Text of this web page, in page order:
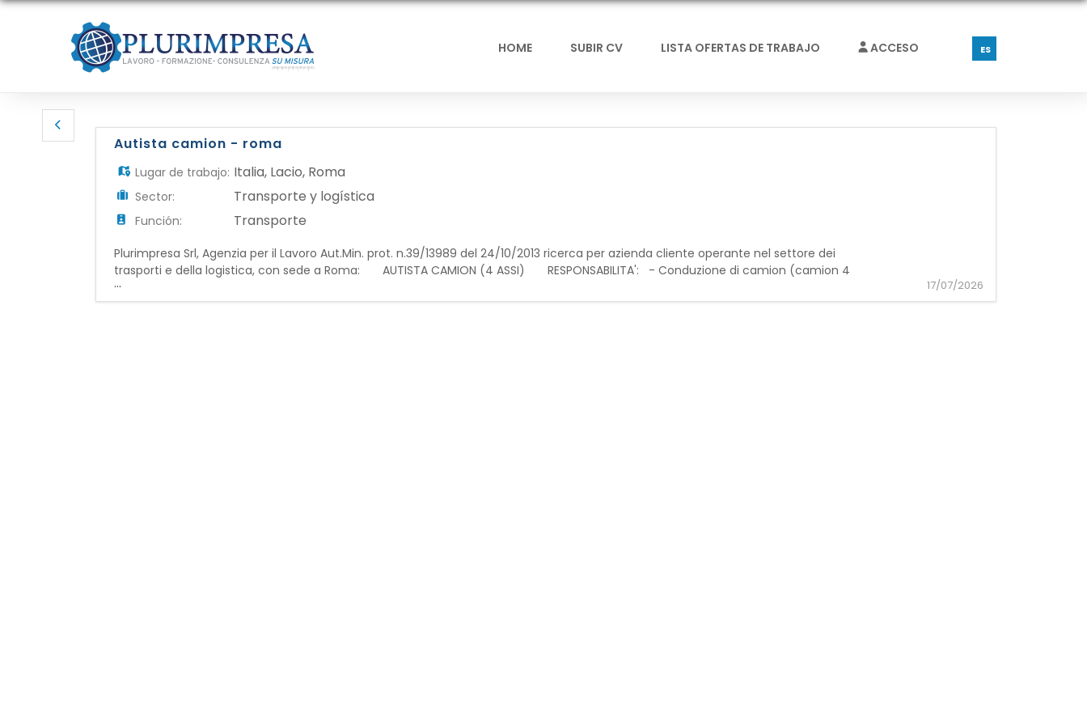
HOME SUBIR CV LISTA OFERTAS DE TRABAJO ACCESO ES
Autista camion - roma
Lugar de trabajo: Italia, Lacio, Roma
Sector: Transporte y logística
Función: Transporte
Plurimpresa Srl, Agenzia per il Lavoro Aut.Min. prot. n.39/13989 del 24/10/2013 ricerca per azienda cliente operante nel settore dei
trasporti e della logistica, con sede a Roma: AUTISTA CAMION (4 ASSI) RESPONSABILITA': - Conduzione di camion (camion 4
assi) per il trasporto di merci su tratte locali; - Carico, scarico e cor
... 17/07/2026